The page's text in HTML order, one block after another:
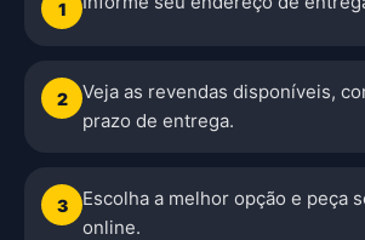
1
2
Veja as revendas disponíveis,
prazo de entrega.
3
Escolha a melhor opção e peça
online.